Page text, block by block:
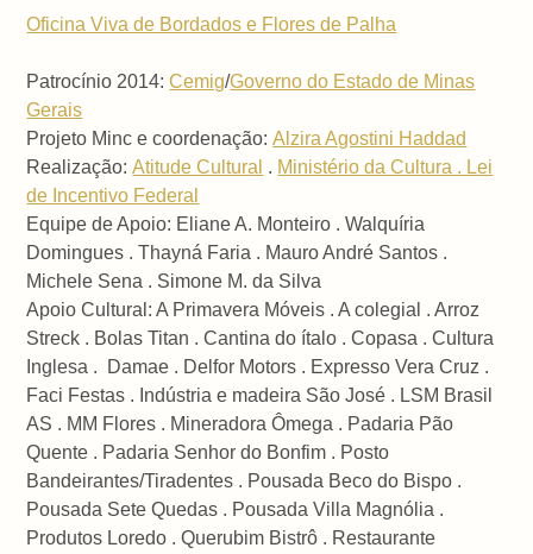
Oficina Viva de Bordados e Flores de Palha
Patrocínio 2014:Cemig/Governo do Estado de Minas
Gerais
Projeto Minc e coordenação:Alzira Agostini Haddad
Realização:Atitude Cultural . Ministério da Cultura . Lei
de Incentivo Federal
Equipe de Apoio: Eliane A. Monteiro . Walquíria
Domingues . Thayná Faria . Mauro André Santos .
Michele Sena . Simone M. da Silva
Apoio Cultural: A Primavera Móveis . A colegial . Arroz
Streck . Bolas Titan . Cantina do ítalo . Copasa . Cultura
Inglesa . Damae . Delfor Motors . Expresso Vera Cruz .
Faci Festas . Indústria e madeira São José . LSM Brasil
AS . MM Flores . Mineradora Ômega . Padaria Pão
Quente . Padaria Senhor do Bonfim . Posto
Bandeirantes/Tiradentes . Pousada Beco do Bispo .
Pousada Sete Quedas . Pousada Villa Magnólia .
Produtos Loredo . Querubim Bistrô . Restaurante